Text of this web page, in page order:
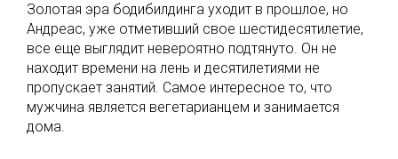
Золотая эра бодибилдинга уходит в прошлое, но
Андреас, уже отметивший свое шестидесятилетие,
все еще выглядит невероятно подтянуто. Он не
находит времени на лень и десятилетиями не
пропускает занятий. Самое интересное то, что
мужчина является вегетарианцем и занимается
дома.